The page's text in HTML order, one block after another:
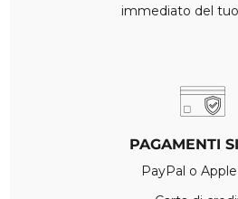
immediato del
PAGAMENTI
PayPal o